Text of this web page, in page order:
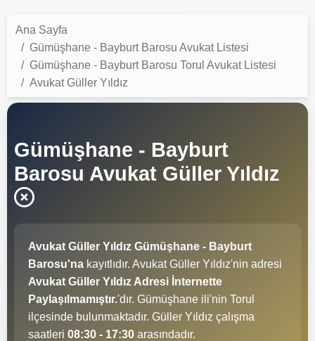
Ana Sayfa
Gümüşhane - Bayburt Barosu Avukat Listesi
Gümüşhane - Bayburt Barosu Torul Avukat Listesi
Avukat Güller Yıldız
Gümüşhane - Bayburt
Barosu Avukat Güller Yıldız
Avukat Güller Yıldız Gümüşhane - Bayburt
Barosu'na kayıtlıdır. Avukat Güller Yıldız'nin adresi
Avukat Güller Yıldız Adresi İnternette
Paylaşılmamıştır.'dır. Gümüşhane ili'nin Torul
ilçesinde bulunmaktadır. Güller Yıldız çalışma
saatleri 08:30 - 17:30 arasındadır.